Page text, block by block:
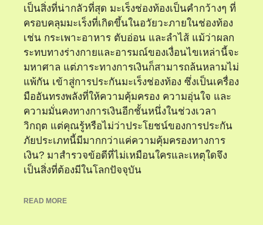
เป็นสิ่งที่น่ากลัวที่สุด มะเร็งช่องท้องเป็นคํากว้างๆ ที่
ครอบคลุมมะเร็งที่เกิดขึ้นในอวัยวะภายในช่องท้อง
เช่น กระเพาะอาหาร ตับอ่อน และลําไส้ แม้ว่าผลก
ระทบทางร่างกายและอารมณ์ของเงื่อนไขเหล่านี้จะ
มหาศาล แต่ภาระทางการเงินก็สามารถล้นหลามไม่
แพ้กัน เข้าสู่การประกันมะเร็งช่องท้อง ซึ่งเป็นเครื่อง
มืออันทรงพลังที่ให้ความคุ้มครอง ความอุ่นใจ และ
ความมั่นคงทางการเงินอีกชั้นหนึ่งในช่วงเวลา
วิกฤต แต่คุณรู้หรือไม่ว่าประโยชน์ของการประกัน
ภัยประเภทนี้มีมากกว่าแค่ความคุ้มครองทางการ
เงิน? มาสํารวจข้อดีที่ไม่เหมือนใครและเหตุใดจึง
เป็นสิ่งที่ต้องมีในโลกปัจจุบัน
READ MORE